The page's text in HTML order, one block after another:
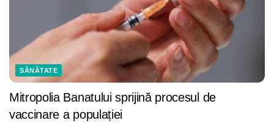
SĂNĂTATE
Mitropolia Banatului sprijină procesul de
vaccinare a populației